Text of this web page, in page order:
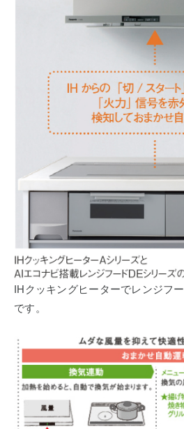
IHクッキングヒーターでレンジフ
です。